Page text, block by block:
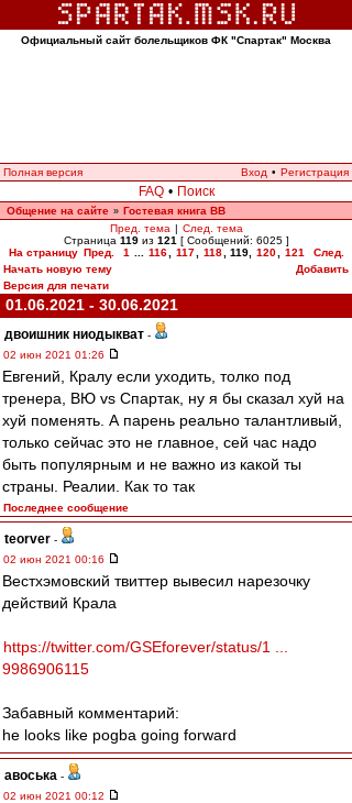
Официальный сайт болельщиков ФК "Спартак" Москва
Полная версия Вход • Регистрация
FAQ • Поиск
Общение на сайте » Гостевая книга ВВ
Пред. тема | След. тема
Страница 119из 121 [ Сообщений: 6025 ]
На страницу Пред. 1 116 117 118 119, 120 121
След.
Начать новую тему
Добавить
Версия для печати
01.06.2021 - 30.06.2021
двоишник ниодыкват -
02 июн 2021 01:26
Евгений, Кралу если уходить, толко под
тренера, ВЮ vs Спартак, ну я бы сказал хуй на
хуй поменять. А парень реально талантливый,
только сейчас это не главное, сей час надо
быть популярным и не важно из какой ты
страны. Реалии. Как то так
Последнее сообщение
teorver -
02 июн 2021 00:16
Вестхэмовский твиттер вывесил нарезочку
действий Крала
https://twitter.com/GSEforever/status/1 ...
9986906115
Забавный комментарий:
he looks like pogba going forward
авоська -
02 июн 2021 00:12